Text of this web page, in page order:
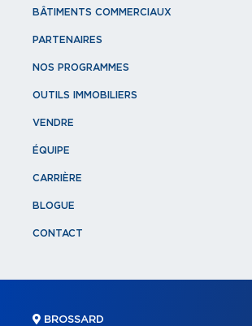
BÂTIMENTS COMMERCIAUX
PARTENAIRES
NOS PROGRAMMES
OUTILS IMMOBILIERS
VENDRE
ÉQUIPE
CARRIÈRE
BLOGUE
CONTACT
BROSSARD